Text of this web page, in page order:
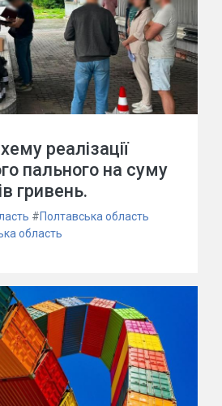
реалізації
пального на суму
гривень.
#Полтавська область
область